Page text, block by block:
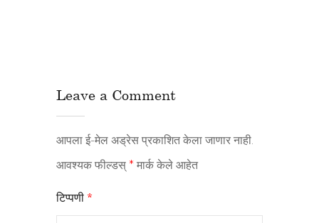
Leave a Comment
आपला ई-मेल अड्रेस प्रकाशित केला जाणार नाही.
आवश्यक फील्डस् * मार्क केले आहेत
टिप्पणी *